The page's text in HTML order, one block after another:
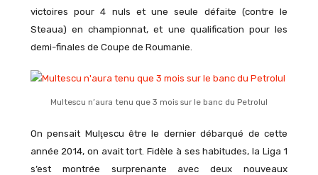
victoires pour 4 nuls et une seule défaite (contre le
Steaua) en championnat, et une qualification pour les
demi-finales de Coupe de Roumanie.
Multescu n’aura tenu que 3 mois sur le banc du Petrolul
On pensait Mulţescu être le dernier débarqué de cette
année 2014, on avait tort. Fidèle à ses habitudes, la Liga 1
s’est montrée surprenante avec deux nouveaux